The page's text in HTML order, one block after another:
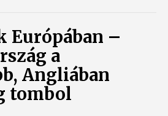
Európában –
a
Angliában
tombol